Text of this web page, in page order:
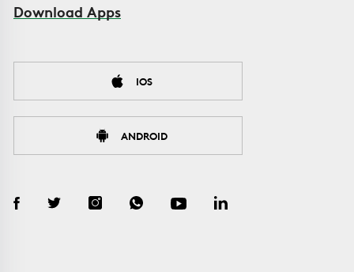
Download Apps
IOS
ANDROID